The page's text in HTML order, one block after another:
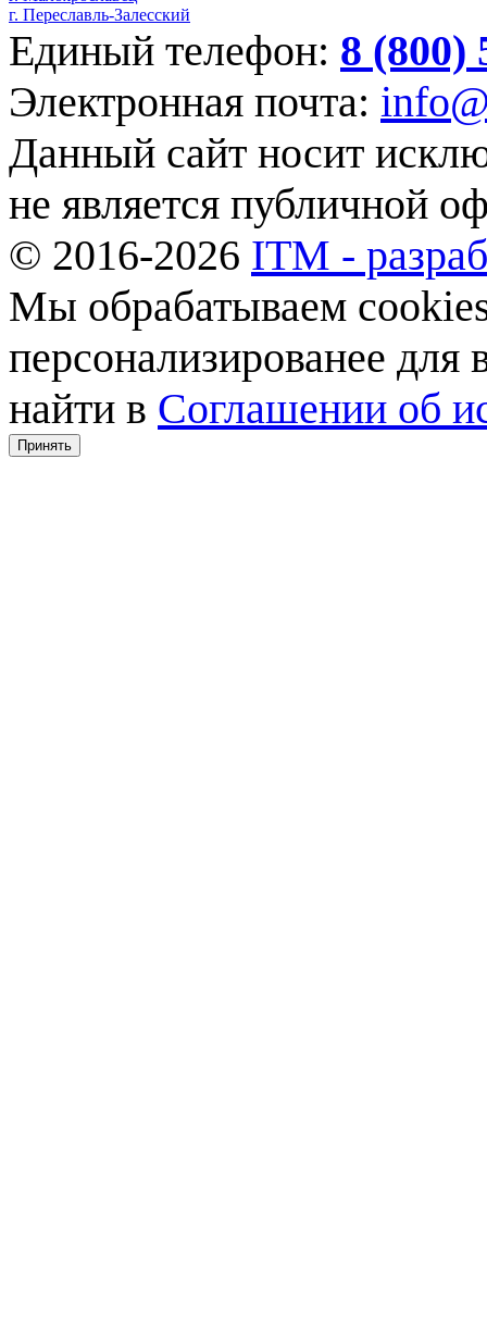
г. Переславль-Залесский
Единый телефон: 8 (800)
Электронная почта:
Данный сайт носит
не является публичной
© 2016-2026 ITM -
Мы обрабатываем
персонализированее
найти в Соглашении об
Принять